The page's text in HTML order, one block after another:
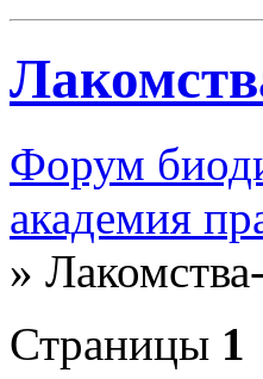
Форум
академия
»
Страницы 1